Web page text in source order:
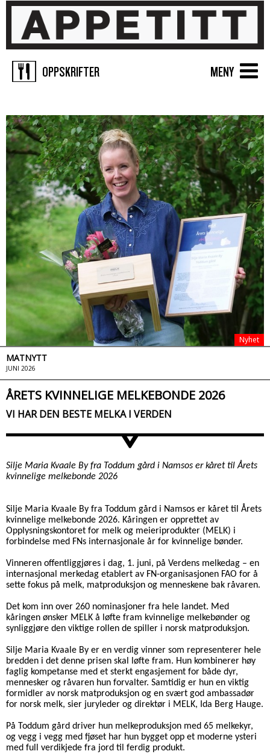
OPPSKRIFTER MENY
Nyhet
MATNYTT
JUNI 2026
ÅRETS KVINNELIGE MELKEBONDE 2026
>
VI HAR DEN BESTE MELKA I VERDEN
Silje Maria Kvaale By fra Toddum gård i Namsos er kåret til Årets
kvinnelige melkebonde 2026
Silje Maria Kvaale By fra Toddum gård i Namsos er kåret til Årets
kvinnelige melkebonde 2026. Kåringen er opprettet av
Opplysningskontoret for melk og meieriprodukter (MELK) i
forbindelse med FNs internasjonale år for kvinnelige bønder.
Vinneren offentliggjøres i dag, 1. juni, på Verdens melkedag – en
internasjonal merkedag etablert av FN-organisasjonen FAO for å
sette fokus på melk, matproduksjon og menneskene bak råvaren.
Det kom inn over 260 nominasjoner fra hele landet. Med
kåringen ønsker MELK å løfte fram kvinnelige melkebønder og
synliggjøre den viktige rollen de spiller i norsk matproduksjon.
Silje Maria Kvaale By er en verdig vinner som representerer hele
bredden i det denne prisen skal løfte fram. Hun kombinerer høy
faglig kompetanse med et sterkt engasjement for både dyr,
mennesker og råvaren hun forvalter. Samtidig er hun en viktig
formidler av norsk matproduksjon og en svært god ambassadør
for norsk melk, sier juryleder og direktør i MELK, Ida Berg Hauge.
På Toddum gård driver hun melkeproduksjon med 65 melkekyr,
og vegg i vegg med fjøset har hun bygget opp et moderne ysteri
med full verdikjede fra jord til ferdig produkt.